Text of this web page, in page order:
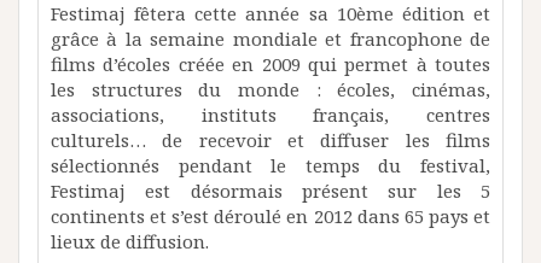
Festimaj fêtera cette année sa 10ème édition et
grâce à la semaine mondiale et francophone de
films d’écoles créée en 2009 qui permet à toutes
les structures du monde : écoles, cinémas,
associations, instituts français, centres
culturels… de recevoir et diffuser les films
sélectionnés pendant le temps du festival,
Festimaj est désormais présent sur les 5
continents et s’est déroulé en 2012 dans 65 pays et
lieux de diffusion.